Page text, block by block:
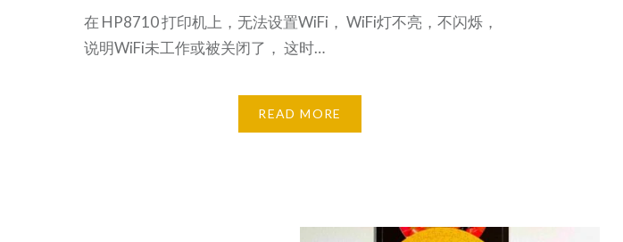
在 HP8710 打印机上，无法设置WiFi， WiFi灯不亮，不闪烁，
说明WiFi未工作或被关闭了， 这时…
READ MORE